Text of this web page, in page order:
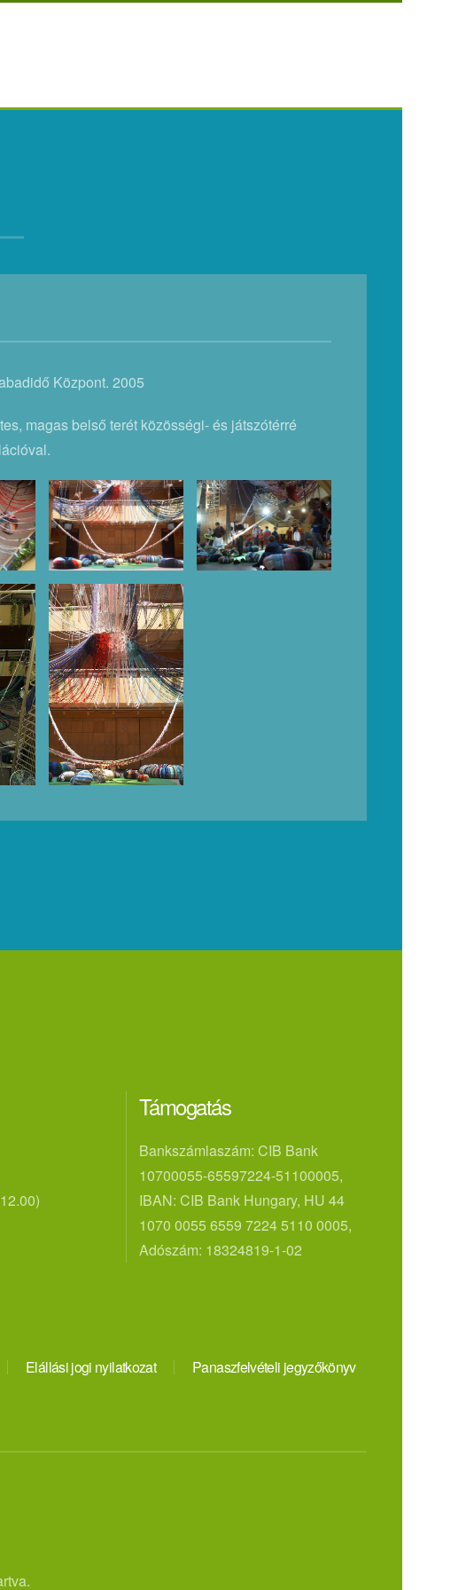
Központ. 2005
magas belső terét közösségi- és játszótérré
Támogatás
Bankszámlaszám: CIB Bank
10700055-65597224-51100005,
IBAN: CIB Bank Hungary, HU 44
1070 0055 6559 7224 5110 0005,
Adószám: 18324819-1-02
Elállási jogi nyilatkozat Panaszfelvételi jegyzőkönyv